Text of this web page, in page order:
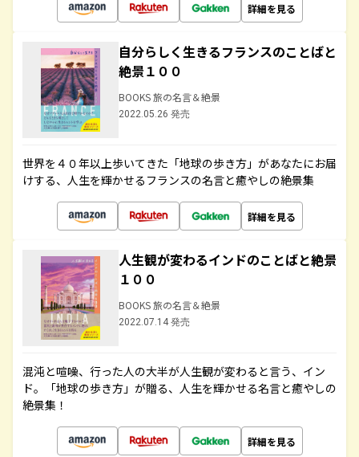
詳細を見る
自分らしく生きるフランスのことばと
絶景１００
BOOKS 旅の名言＆絶景
2022.05.26 発売
世界を４０年以上歩いてきた「地球の歩き方」があなたにお届
けする、人生を輝かせるフランスの名言と癒やしの絶景集
詳細を見る
人生観が変わるインドのことばと絶景
１００
BOOKS 旅の名言＆絶景
2022.07.14 発売
混沌と喧噪、行った人の大半が人生観が変わると言う、イン
ド。「地球の歩き方」が贈る、人生を輝かせる名言と癒やしの
絶景集！
詳細を見る